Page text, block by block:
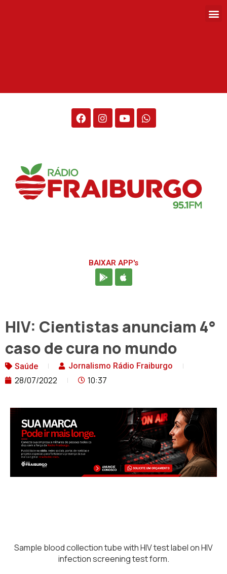
BAIXAR APP's
HIV: Cientistas anunciam 4°
caso de cura no mundo
Saúde Jornalismo Rádio Fraiburgo
28/07/2022 10:37
Sample blood collection tube with HIV test label on HIV
infection screening test form.